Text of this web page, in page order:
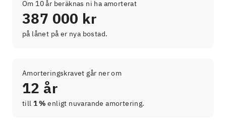
Om 10 år beräknas ni ha amorterat
387 000 kr
på lånet på er nya bostad.
Amorteringskravet går ner om
12 år
till 1 % enligt nuvarande amortering.